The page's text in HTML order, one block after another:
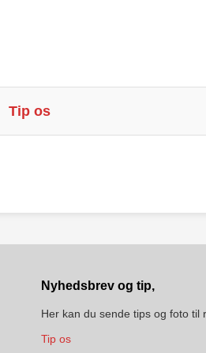
Tip os
Nyhedsbrev og tip,
Her kan du sende tips og foto til
Tip os